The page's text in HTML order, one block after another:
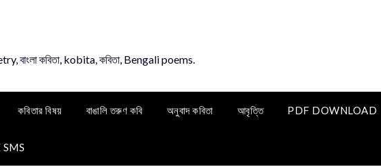
বাংলা কবিতা, kobita, কবিতা, Bengali poems.
কবিতার বিষয় বাঙালি তরুণ কবি অনুবাদ কবিতা আবৃত্তি PDF DOWNLOAD